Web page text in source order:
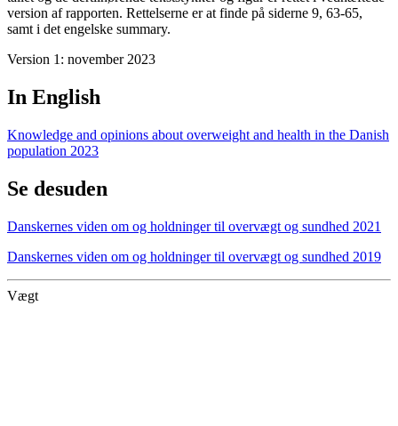
version af rapporten. Rettelserne er at finde på siderne 9, 63-65,
samt i det engelske summary.
Version 1: november 2023
In English
Knowledge and opinions about overweight and health in the Danish
population 2023
Se desuden
Danskernes viden om og holdninger til overvægt og sundhed 2021
Danskernes viden om og holdninger til overvægt og sundhed 2019
Vægt